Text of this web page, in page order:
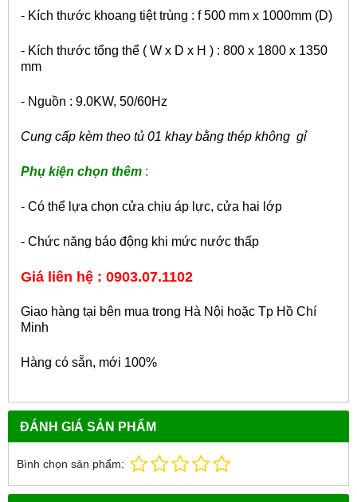
- Kích thước khoang tiệt trùng : f 500 mm x 1000mm (D)
- Kích thước tổng thể ( W x D x H ) : 800 x 1800 x 1350
mm
- Nguồn : 9.0KW, 50/60Hz
Cung cấp kèm theo tủ 01 khay bằng thép không gỉ
Phụ kiện chọn thêm :
- Có thể lựa chọn cửa chịu áp lực, cửa hai lớp
- Chức năng báo động khi mức nước thấp
Giá liên hệ : 0903.07.1102
Giao hàng tại bên mua trong Hà Nội hoặc Tp Hồ Chí
Minh
Hàng có sẵn, mới 100%
ĐÁNH GIÁ SẢN PHẨM
Bình chọn sản phẩm: